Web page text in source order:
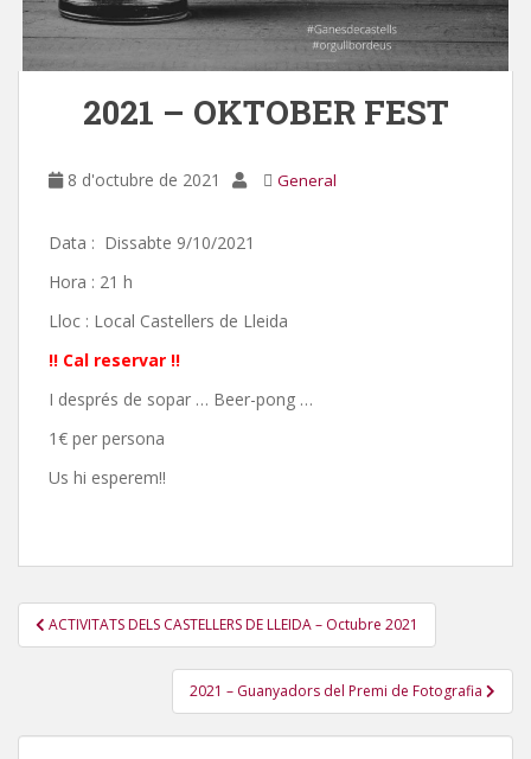
2021 – OKTOBER FEST
8 d'octubre de 2021 General
Data : Dissabte 9/10/2021
Hora : 21 h
Lloc : Local Castellers de Lleida
!! Cal reservar !!
I després de sopar … Beer-pong …
1€ per persona
Us hi esperem!!
Navegació
d'entrades
ACTIVITATS DELS CASTELLERS DE LLEIDA – Octubre 2021
2021 – Guanyadors del Premi de Fotografia